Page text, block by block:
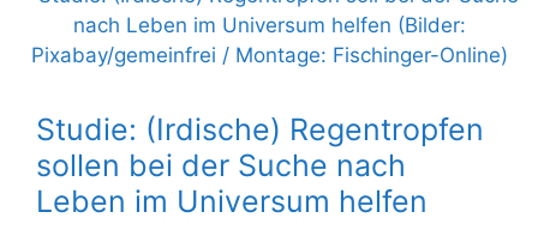
Studie: (Irdische) Regentropfen
sollen bei der Suche nach
Leben im Universum helfen